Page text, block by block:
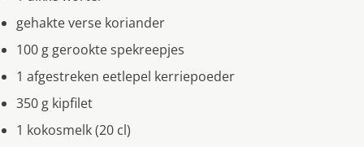
gehakte verse koriander
100 g gerookte spekreepjes
1 afgestreken eetlepel kerriepoeder
350 g kipfilet
1 kokosmelk (20 cl)